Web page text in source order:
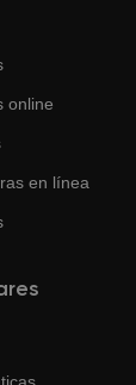
online
en línea